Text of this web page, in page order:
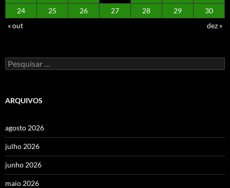
24
25 26 27 28 29
30
« out
dez »
Pesquisar
por:
ARQUIVOS
agosto 2026
julho 2026
junho 2026
maio 2026